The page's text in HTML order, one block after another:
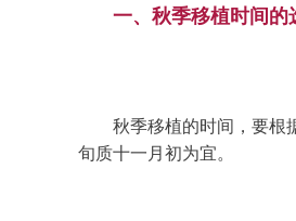
一、秋季移植时间的
旬质十一月初为宜。